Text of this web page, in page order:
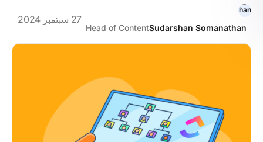
Sudarshan Somanathan
Head of Content
27 سبتمبر 2024